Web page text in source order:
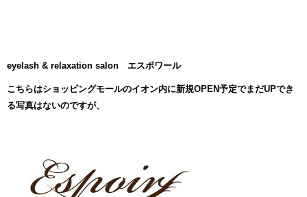
eyelash & relaxation salon エスポワール
こちらはショッピングモールのイオン内に新規OPEN予定でまだUPでき
る写真はないのですが、